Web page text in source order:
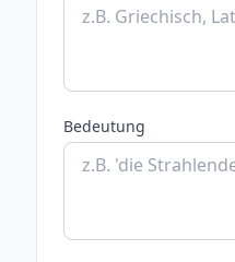
Bedeutung